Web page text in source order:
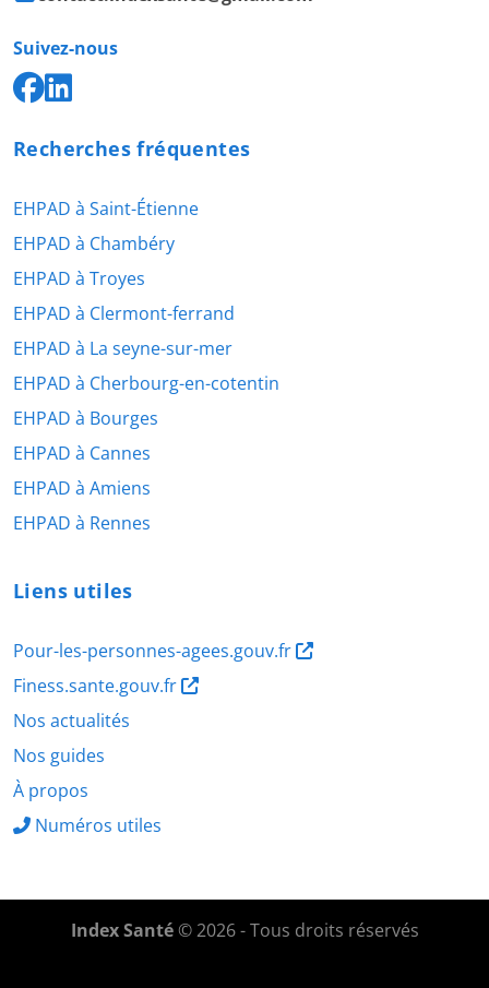
Suivez-nous
Recherches fréquentes
EHPAD à Saint-Étienne
EHPAD à Chambéry
EHPAD à Troyes
EHPAD à Clermont-ferrand
EHPAD à La seyne-sur-mer
EHPAD à Cherbourg-en-cotentin
EHPAD à Bourges
EHPAD à Cannes
EHPAD à Amiens
EHPAD à Rennes
Liens utiles
Pour-les-personnes-agees.gouv.fr
Finess.sante.gouv.fr
Nos actualités
Nos guides
À propos
Numéros utiles
Index Santé© 2026 - Tous droits réservés